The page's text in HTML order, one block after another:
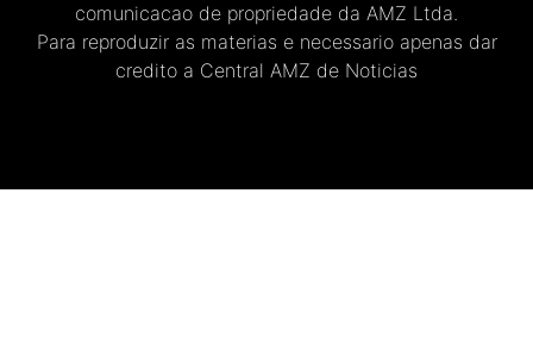
comunicacao de propriedade da AMZ Ltda.
Para reproduzir as materias e necessario apenas dar
credito a Central AMZ de Noticias